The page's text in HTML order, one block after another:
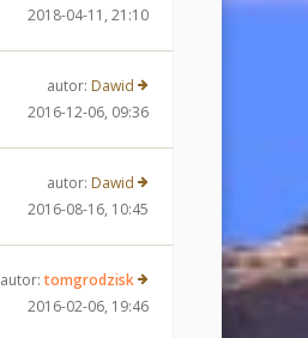
2018-04-11, 21:10
autor: Dawid
2016-12-06, 09:36
autor: Dawid
2016-08-16, 10:45
autor: tomgrodzisk
2016-02-06, 19:46